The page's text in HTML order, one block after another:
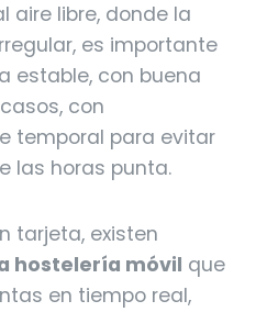
aire libre, donde la
es importante
estable, con buena
con
temporal para evitar
las horas punta.
tarjeta, existen
hostelería móvil que
en tiempo real,